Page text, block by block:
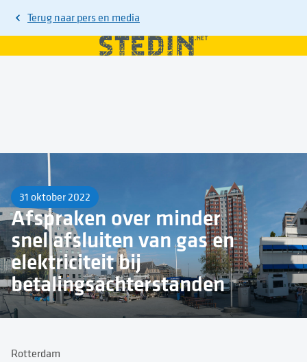
Terug naar pers en media
31 oktober 2022
Afspraken over minder
snel afsluiten van gas en
elektriciteit bij
betalingsachterstanden
Rotterdam